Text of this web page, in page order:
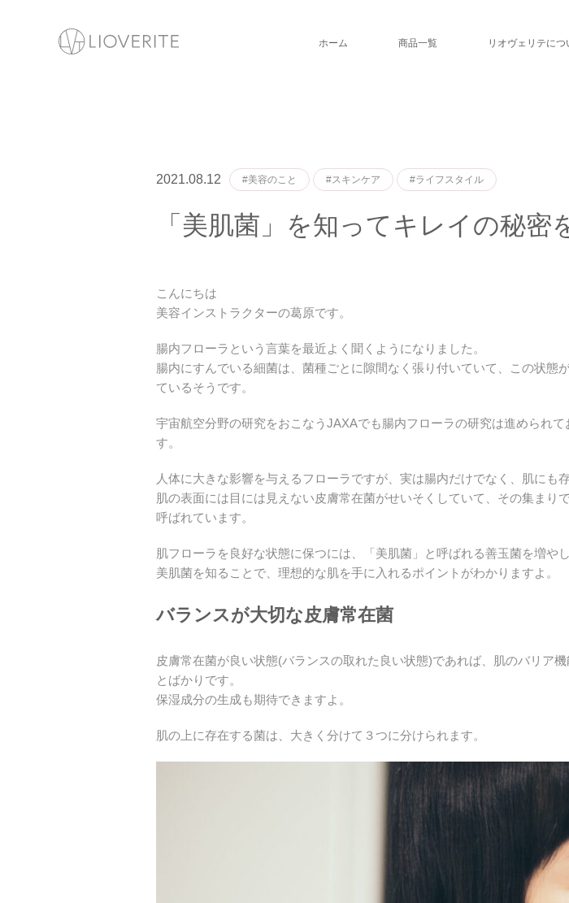
ホーム 商品一覧 リオヴェリテにつ
2021.08.12 #美容のこと #スキンケア #ライフスタイル
「美肌菌」を知ってキレイの秘密
こんにちは
美容インストラクターの葛原です。
腸内フローラという言葉を最近よく聞くようになりました。
腸内にすんでいる細菌は、菌種ごとに隙間なく張り付いていて、この状態
ているそうです。
宇宙航空分野の研究をおこなうJAXAでも腸内フローラの研究は進められ
す。
人体に大きな影響を与えるフローラですが、実は腸内だけでなく、肌にも
肌の表面には目には見えない皮膚常在菌がせいそくしていて、その集ま
呼ばれています。
肌フローラを良好な状態に保つには、「美肌菌」と呼ばれる善玉菌を増や
美肌菌を知ることで、理想的な肌を手に入れるポイントがわかりますよ。
バランスが大切な皮膚常在菌
皮膚常在菌が良い状態(バランスの取れた良い状態)であれば、肌のバリア
とばかりです。
保湿成分の生成も期待できますよ。
肌の上に存在する菌は、大きく分けて３つに分けられます。